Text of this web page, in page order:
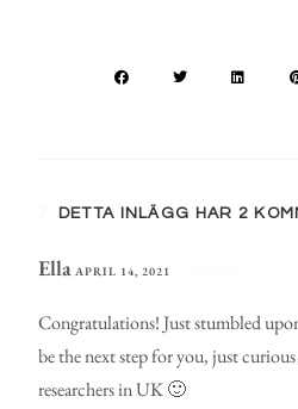
DETTA INLÄGG HAR 2
Ella APRIL 14, 2021
Congratulations! Just stumbled
be the next step for you, just
researchers in UK 🙂